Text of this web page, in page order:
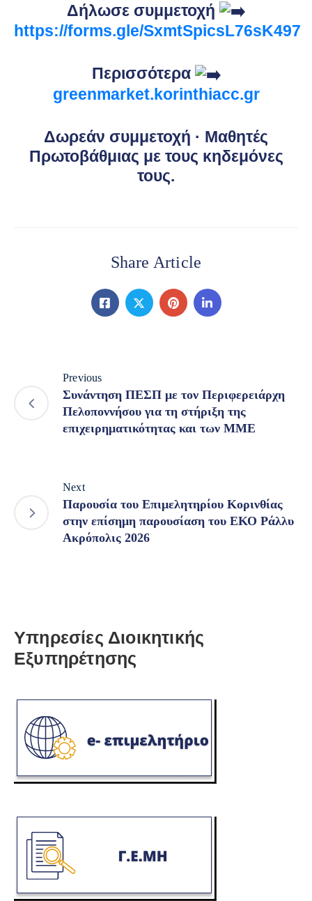
Δήλωσε συμμετοχή
https://forms.gle/SxmtSpicsL76sK497
Περισσότερα
greenmarket.korinthiacc.gr
Δωρεάν συμμετοχή · Μαθητές
Πρωτοβάθμιας με τους κηδεμόνες
τους.
Share Article
Previous
Συνάντηση ΠΕΣΠ με τον Περιφερειάρχη
Πελοποννήσου για τη στήριξη της
επιχειρηματικότητας και των ΜΜΕ
Next
Παρουσία του Επιμελητηρίου Κορινθίας
στην επίσημη παρουσίαση του ΕΚΟ Ράλλυ
Ακρόπολις 2026
Υπηρεσίες Διοικητικής
Εξυπηρέτησης